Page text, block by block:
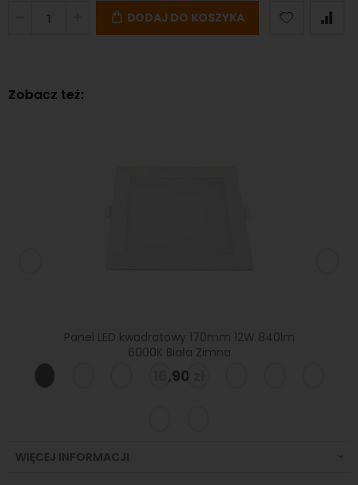
DODAJ DO KOSZYKA
Zobacz też:
Panel LED kwadratowy 170mm 12W 840lm
6000K Biała Zimna
16,90 zł
WIĘCEJ INFORMACJI